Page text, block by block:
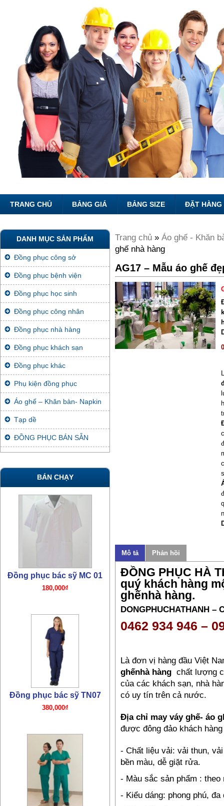
TRANG CHỦ BẢNG GIÁ BẢNG SIZE ĐẶT HÀNG
Trang chủ » Áo ghế - Khăn
ghế nhà hàng
AG17 – Mẫu áo ghế
Mô tả Phản hồi
ĐỒNG PHỤC HÀ
quý khách hàng
ghếnhà hàng.
DONGPHUCHATHANH –
0462 934 946 –
Là đơn vị hàng đầu Việt
ghếnhà hàng chất lượng
của các khách sạn, nhà
có uy tín trên cả nước.
Địa chỉ may váy ghế- áo
được đông đảo khách
- Chất liệu vải: vải thun,
bền màu, dễ giặt rửa.
- Màu sắc sản phẩm : theo
- Kiểu dáng: phong phú, đa
DANH MỤC SẢN PHẨM
Đồng phục công sở
Đồng phục bệnh viện
Đồng phục học sinh
Đồng phục công nhân
Đồng phục nhà hàng
Đồng phục khách sạn
Đồng phục khác
Phụ kiện đồng phục
Áo ghế – Khăn bàn- Napkin
Tạp dề
ĐỒNG PHỤC BÁN SẴN
BÁN CHẠY
Đồng phục bác sỹ MC 01
Đồng phục bác sỹ TN07
380,000₫
Đồng phục bác sỹ mổ TN06
380,000₫